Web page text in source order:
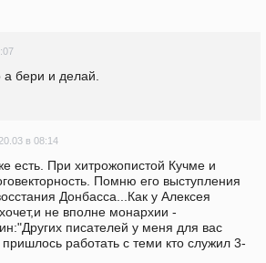
бери и делай.
20.03 в 08:14
есть. При хитрожопистой Кучме и
Помню его выступления
Донбасса...Как у Алексея
не вполне монархии -
писателей у меня для вас
работать с теми кто служил 3-